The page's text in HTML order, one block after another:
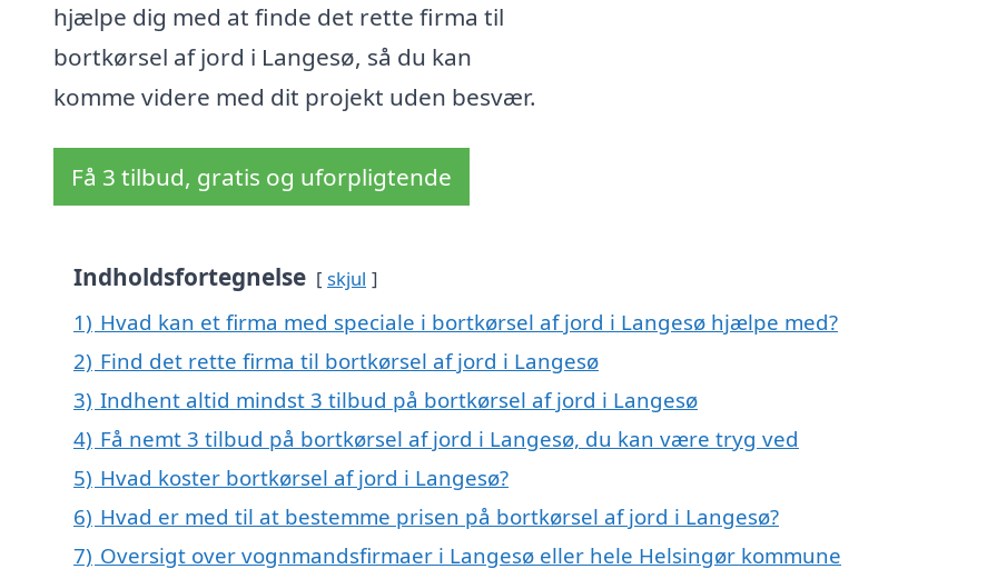
hjælpe dig med at finde det rette firma til
bortkørsel af jord i Langesø, så du kan
komme videre med dit projekt uden besvær.
Få 3 tilbud, gratis og uforpligtende
Indholdsfortegnelse skjul
1) Hvad kan et firma med speciale i bortkørsel af jord i Langesø hjælpe med?
2) Find det rette firma til bortkørsel af jord i Langesø
3) Indhent altid mindst 3 tilbud på bortkørsel af jord i Langesø
4) Få nemt 3 tilbud på bortkørsel af jord i Langesø, du kan være tryg ved
5) Hvad koster bortkørsel af jord i Langesø?
6) Hvad er med til at bestemme prisen på bortkørsel af jord i Langesø?
7) Oversigt over vognmandsfirmaer i Langesø eller hele Helsingør kommune